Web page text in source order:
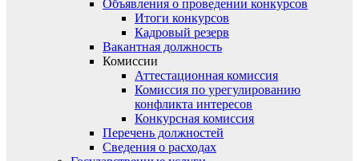
Объявления о проведении конкурсов
Итоги конкурсов
Кадровый резерв
Вакантная должность
Комиссии
Аттестационная комиссия
Комиссия по урегулированию
конфликта интересов
Конкурсная комиссия
Перечень должностей
Сведения о расходах